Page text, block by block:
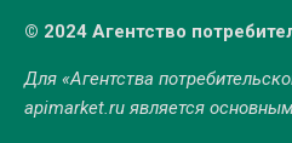
© 2024 Агентство
Для «Агентства
apimarket.ruявляется